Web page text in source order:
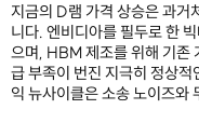
지금의 D램 가격 상승은 과거
니다. 엔비디아를 필두로 한
으며, HBM 제조를 위해 기존
급 부족이 번진 지극히 정상적
익 뉴사이클은 소송 노이즈와